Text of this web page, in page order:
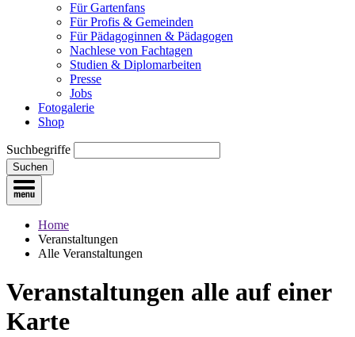
Für Gartenfans
Für Profis & Gemeinden
Für Pädagoginnen & Pädagogen
Nachlese von Fachtagen
Studien & Diplomarbeiten
Presse
Jobs
Fotogalerie
Shop
Suchbegriffe
Suchen
Home
Veranstaltungen
Alle Veranstaltungen
Veranstaltungen alle auf einer
Karte